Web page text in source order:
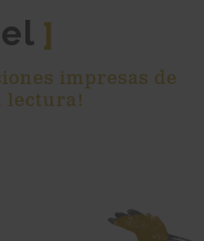
]
impresas de
lectura!